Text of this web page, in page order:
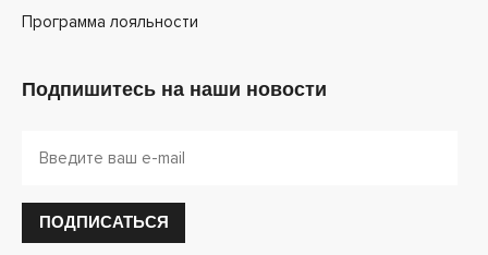
Программа лояльности
Подпишитесь на наши новости
ПОДПИСАТЬСЯ